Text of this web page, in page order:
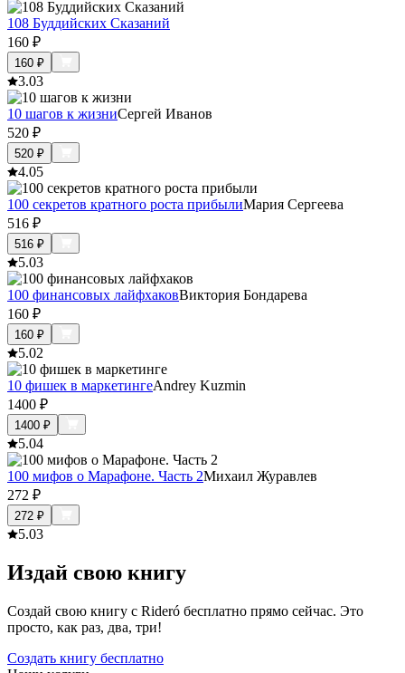
108 Буддийских Сказаний
160 ₽
160 ₽
3.03
10 шагов к жизниСергей Иванов
520 ₽
520 ₽
4.05
100 секретов кратного роста прибылиМария Сергеева
516 ₽
516 ₽
5.03
100 финансовых лайфхаковВиктория Бондарева
160 ₽
160 ₽
5.02
10 фишек в маркетингеAndrey Kuzmin
1400 ₽
1400 ₽
5.04
100 мифов о Марафоне. Часть 2Михаил Журавлев
272 ₽
272 ₽
5.03
Издай свою книгу
Создай свою книгу с Rideró бесплатно прямо сейчас. Это
просто, как раз, два, три!
Создать книгу бесплатно